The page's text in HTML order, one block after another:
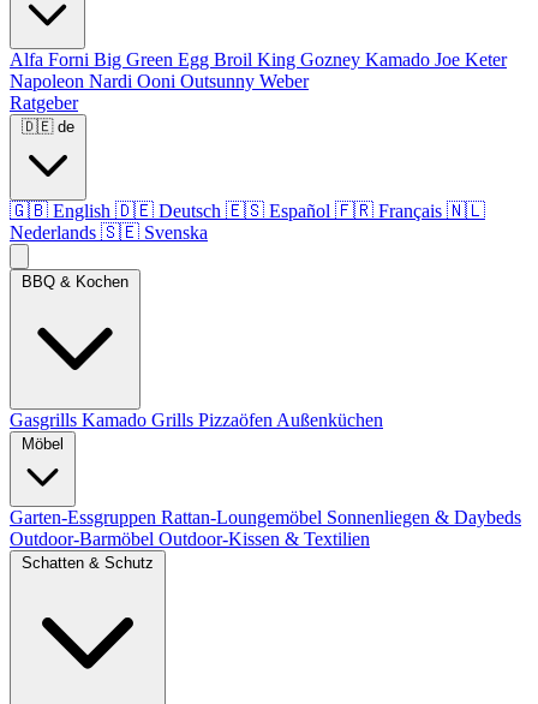
Alfa Forni Big Green Egg Broil King Gozney Kamado Joe Keter
Napoleon Nardi Ooni Outsunny Weber
Ratgeber
🇩🇪 de
🇬🇧 English 🇩🇪 Deutsch 🇪🇸 Español 🇫🇷 Français 🇳🇱
Nederlands 🇸🇪 Svenska
Gasgrills Kamado Grills Pizzaöfen Außenküchen
Garten-Essgruppen Rattan-Loungemöbel Sonnenliegen & Daybeds
Outdoor-Barmöbel Outdoor-Kissen & Textilien